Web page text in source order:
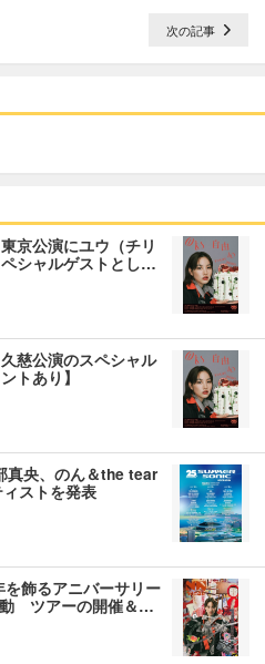
次の記事
京公演にユウ（チリ
シャルゲストとし…
慈公演のスペシャル
トあり】
真央、のん＆the tear
ストを発表
飾るアニバーサリー
動 ツアーの開催＆…